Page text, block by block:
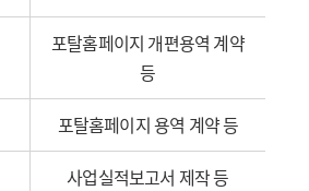
포탈홈페이지 개편용역 계약
등
포탈홈페이지 용역 계약 등
사업실적보고서 제작 등